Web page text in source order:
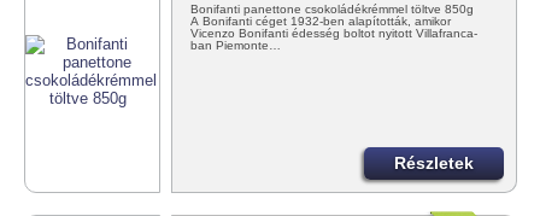
Bonifanti panettone csokoládékrémmel töltve 850g
A Bonifanti céget 1932-ben alapították, amikor
Vicenzo Bonifanti édesség boltot nyitott Villafranca-
ban Piemonte…
Részletek